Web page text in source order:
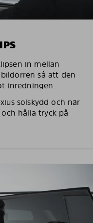
in mellan
så att den
inredningen.
solskydd och när
hålla tryck på